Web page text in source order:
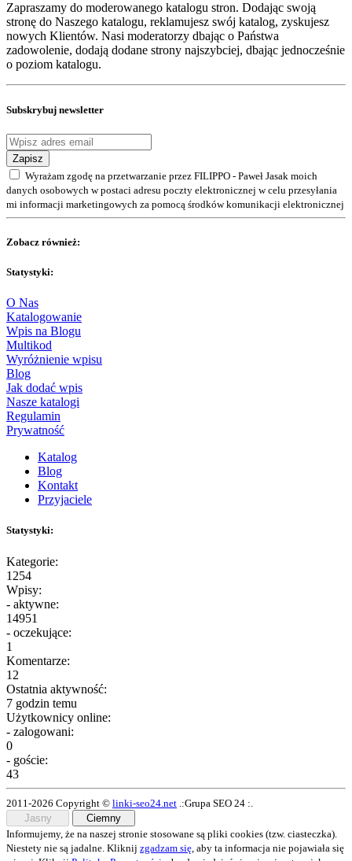
Zapraszamy do moderowanego katalogu stron. Dodając swoją
stronę do Naszego katalogu, reklamujesz swój katalog, zyskujesz
nowych Klientów. Nasi moderatorzy dbając o Państwa
zadowolenie, dodają dodane strony najszybciej, dbając jednocześnie
o poziom katalogu.
Subskrybuj newsletter
Zapisz
Wyrażam zgodę na przetwarzanie przez FILIPPO - Paweł Jasak moich
danych osobowych w postaci adresu poczty elektronicznej w celu przesyłania
mi informacji marketingowych za pomocą środków komunikacji elektronicznej
Zobacz również:
Statystyki:
O Nas
Katalogowanie
Wpis na Blogu
Multikod
Wyróżnienie wpisu
Blog
Jak dodać wpis
Nasze katalogi
Regulamin
Prywatność
Katalog
Blog
Kontakt
Przyjaciele
Statystyki:
Kategorie:
1254
Wpisy:
- aktywne:
14951
- oczekujące:
1
Komentarze:
12
Ostatnia aktywność:
7 godzin temu
Użytkownicy online:
- zalogowani:
0
- goście:
43
2011-2026 Copyright © linki-seo24.net .:Grupa SEO 24 :.
Jasny
Ciemny
Informujemy, że na naszej stronie stosowane są pliki cookies (tzw. ciasteczka).
Niestety nie są jadalne. Kliknij zgadzam się , aby ta informacja nie pojawiała się